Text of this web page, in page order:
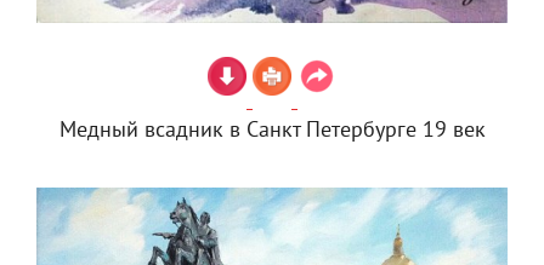
Медный всадник в Санкт Петербурге 19 век